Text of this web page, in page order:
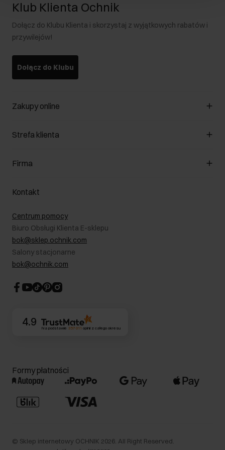
Klub Klienta Ochnik
Dołącz do Klubu Klienta i skorzystaj z wyjątkowych rabatów i
przywilejów!
Dołącz do Klubu
Zakupy online
Zarządzaj cookies
Formy płatności
Jak dokonać zwrotu?
Strefa klienta
Klub Klienta
Zwróć produkty
W podróży
Karta podarunkowa
Bezpieczne zakupy
Blog
Firma
O nas
Salony
B2B - Sprzedaż dla firm
RODO- Polityka prywatności
Informacje prawne
Dla akcjonariuszy
CSR
Kontakt
Centrum pomocy
Biuro Obsługi Klienta E-sklepu
bok@sklep.ochnik.com
Salony stacjonarne
bok@ochnik.com
4.9
Na podstawie 357 011 opinii z całego okresu
Formy płatności
© Sklep internetowy OCHNIK 2026 . All Right Reserved.